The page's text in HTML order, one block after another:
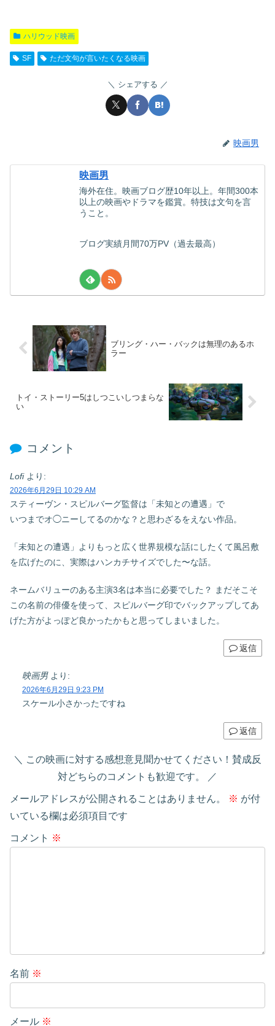
ハリウッド映画
SF ただ文句が言いたくなる映画
シェアする
映画男
映画男
海外在住。映画ブログ歴10年以上。年間300本
以上の映画やドラマを鑑賞。特技は文句を言
うこと。
ブログ実績月間70万PV（過去最高）
ブリング・ハー・バックは無理のあるホ
ラー
トイ・ストーリー5はしつこいしつまらな
い
コメント
Lofi より:
2026年6月29日 10:29 AM
スティーヴン・スピルバーグ監督は「未知との遭遇」で
いつまでオ◯ニーしてるのかな？と思わざるをえない作品。
「未知との遭遇」よりもっと広く世界規模な話にしたくて風呂敷
を広げたのに、実際はハンカチサイズでした〜な話。
ネームバリューのある主演3名は本当に必要でした？ まだそこそ
この名前の俳優を使って、スピルバーグ印でバックアップしてあ
げた方がよっぽど良かったかもと思ってしまいました。
返信
映画男 より:
2026年6月29日 9:23 PM
スケール小さかったですね
返信
この映画に対する感想意見聞かせてください！賛成反
対どちらのコメントも歓迎です。
メールアドレスが公開されることはありません。 ※ が付
いている欄は必須項目です
コメント ※
名前 ※
メール ※